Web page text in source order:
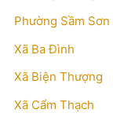
Phường Sầm Sơn
Xã Ba Đình
Xã Biện Thượng
Xã Cẩm Thạch